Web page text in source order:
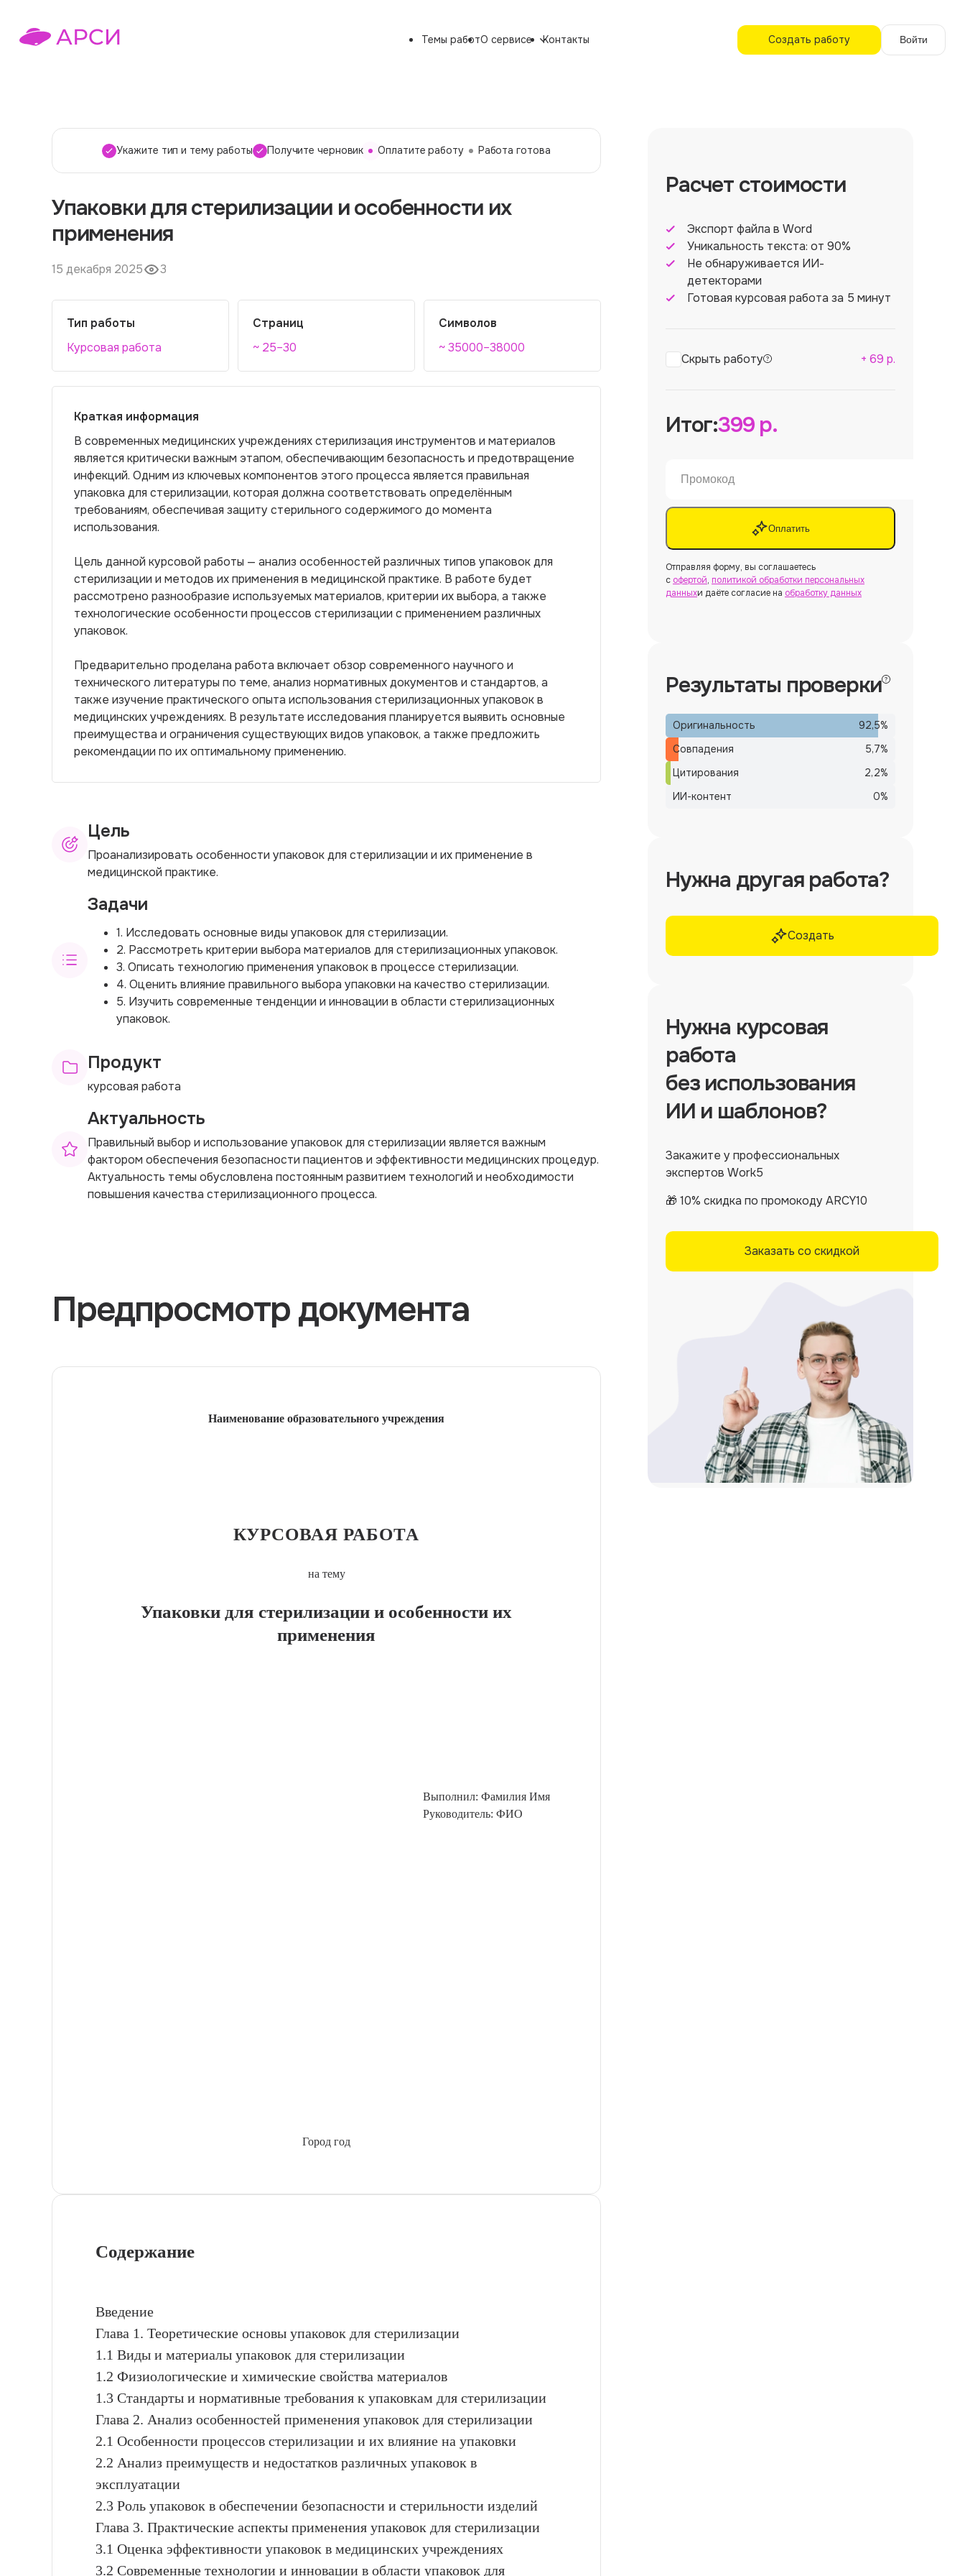
Темы работО сервисе Контакты Создать работу Войти
Укажите тип и тему работы Получите черновик Оплатите работу Работа готова
Упаковки для стерилизации и особенности их
применения
15 декабря 2025 3
Тип работы
Курсовая работа
Страниц
~ 25–30
Символов
~ 35000–38000
Краткая информация
В современных медицинских учреждениях стерилизация инструментов и материалов
является критически важным этапом, обеспечивающим безопасность и предотвращение
инфекций. Одним из ключевых компонентов этого процесса является правильная
упаковка для стерилизации, которая должна соответствовать определённым
требованиям, обеспечивая защиту стерильного содержимого до момента
использования.
Цель данной курсовой работы — анализ особенностей различных типов упаковок для
стерилизации и методов их применения в медицинской практике. В работе будет
рассмотрено разнообразие используемых материалов, критерии их выбора, а также
технологические особенности процессов стерилизации с применением различных
упаковок.
Предварительно проделана работа включает обзор современного научного и
технического литературы по теме, анализ нормативных документов и стандартов, а
также изучение практического опыта использования стерилизационных упаковок в
медицинских учреждениях. В результате исследования планируется выявить основные
преимущества и ограничения существующих видов упаковок, а также предложить
рекомендации по их оптимальному применению.
Цель
Проанализировать особенности упаковок для стерилизации и их применение в
медицинской практике.
Задачи
1. Исследовать основные виды упаковок для стерилизации.
2. Рассмотреть критерии выбора материалов для стерилизационных упаковок.
3. Описать технологию применения упаковок в процессе стерилизации.
4. Оценить влияние правильного выбора упаковки на качество стерилизации.
5. Изучить современные тенденции и инновации в области стерилизационных
упаковок.
Продукт
курсовая работа
Актуальность
Правильный выбор и использование упаковок для стерилизации является важным
фактором обеспечения безопасности пациентов и эффективности медицинских процедур.
Актуальность темы обусловлена постоянным развитием технологий и необходимости
повышения качества стерилизационного процесса.
Предпросмотр документа
Наименование образовательного учреждения
КУРСОВАЯ РАБОТА
на тему
Упаковки для стерилизации и особенности их
применения
Выполнил: Фамилия Имя
Руководитель: ФИО
Город год
Содержание
Введение
Глава 1. Теоретические основы упаковок для стерилизации
1.1 Виды и материалы упаковок для стерилизации
1.2 Физиологические и химические свойства материалов
1.3 Стандарты и нормативные требования к упаковкам для стерилизации
Глава 2. Анализ особенностей применения упаковок для стерилизации
2.1 Особенности процессов стерилизации и их влияние на упаковки
2.2 Анализ преимуществ и недостатков различных упаковок в
эксплуатации
2.3 Роль упаковок в обеспечении безопасности и стерильности изделий
Глава 3. Практические аспекты применения упаковок для стерилизации
3.1 Оценка эффективности упаковок в медицинских учреждениях
3.2 Современные технологии и инновации в области упаковок для
Расчет стоимости
Экспорт файла в Word
Уникальность текста: от 90%
Не обнаруживается ИИ-
детекторами
Готовая курсовая работа за 5 минут
Скрыть работу + 69 р.
Итог:399р.
Оплатить
Отправляя форму, вы соглашаетесь
с офертой, политикой обработки персональных
данныхи даёте согласие на обработку данных
Результаты проверки
Оригинальность 92,5%
Совпадения
5,7%
Цитирования
2,2%
ИИ-контент
0%
Нужна другая работа?
Создать
Нужна курсовая
работа
без использования
ИИ и шаблонов?
Закажите у профессиональных
экспертов Work5
🎁 10% скидка по промокоду ARCY10
Заказать со скидкой